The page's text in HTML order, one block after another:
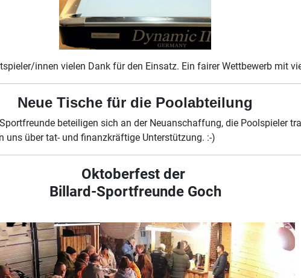
innen vielen Dank für den Einsatz. Ein fairer Wettbewerb mit
Neue Tische für die Poolabteilung
beteiligen sich an der Neuanschaffung, die Poolspieler
uns über tat- und finanzkräftige Unterstützung. :-)
Oktoberfest der
Billard-Sportfreunde Goch